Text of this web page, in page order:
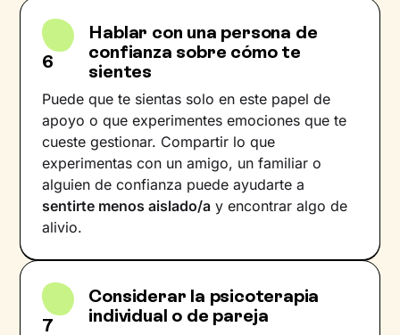
6
Hablar con una persona de
confianza sobre cómo te
sientes
Puede que te sientas solo en este papel de
apoyo o que experimentes emociones que te
cueste gestionar. Compartir lo que
experimentas con un amigo, un familiar o
alguien de confianza puede ayudarte a
sentirte menos aislado/a y encontrar algo de
alivio.
7
Considerar la psicoterapia
individual o de pareja